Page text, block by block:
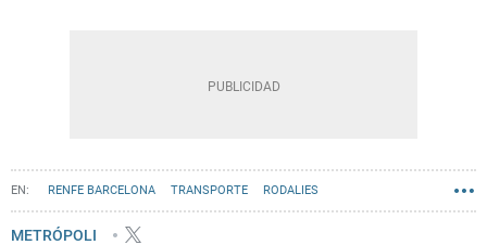
RENFE BARCELONA TRANSPORTE RODALIES
METRÓPOLI